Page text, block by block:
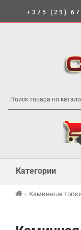
+375 (29)
Категории
Каминные